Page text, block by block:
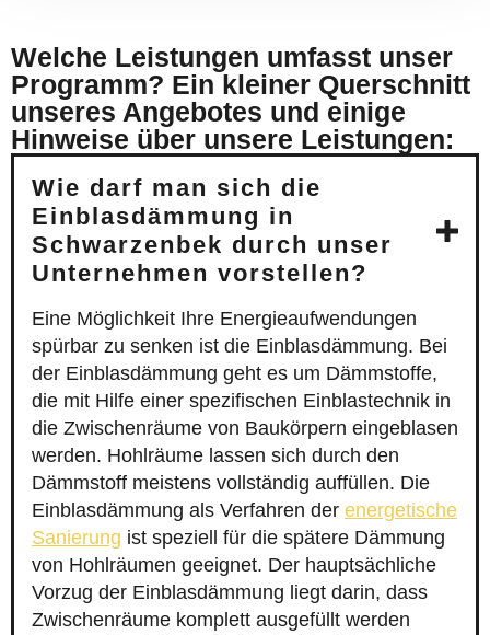
Welche Leistungen umfasst unser
Programm? Ein kleiner Querschnitt
unseres Angebotes und einige
Hinweise über unsere Leistungen:
Wie darf man sich die
Einblasdämmung in
Schwarzenbek durch unser
Unternehmen vorstellen?
Eine Möglichkeit Ihre Energieaufwendungen
spürbar zu senken ist die Einblasdämmung. Bei
der Einblasdämmung geht es um Dämmstoffe,
die mit Hilfe einer spezifischen Einblastechnik in
die Zwischenräume von Baukörpern eingeblasen
werden. Hohlräume lassen sich durch den
Dämmstoff meistens vollständig auffüllen. Die
Einblasdämmung als Verfahren der energetische
Sanierung ist speziell für die spätere Dämmung
von Hohlräumen geeignet. Der hauptsächliche
Vorzug der Einblasdämmung liegt darin, dass
Zwischenräume komplett ausgefüllt werden